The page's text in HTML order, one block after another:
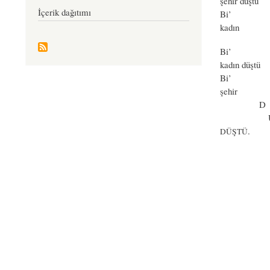
Bi’ aşk
kadın
Bi’ Bir
kadın
Bi’ is
şehir Özü
D
Ü bir
DÜŞTÜ.
Ş Şehir
(E)
M
E
İçerik dağıtımı